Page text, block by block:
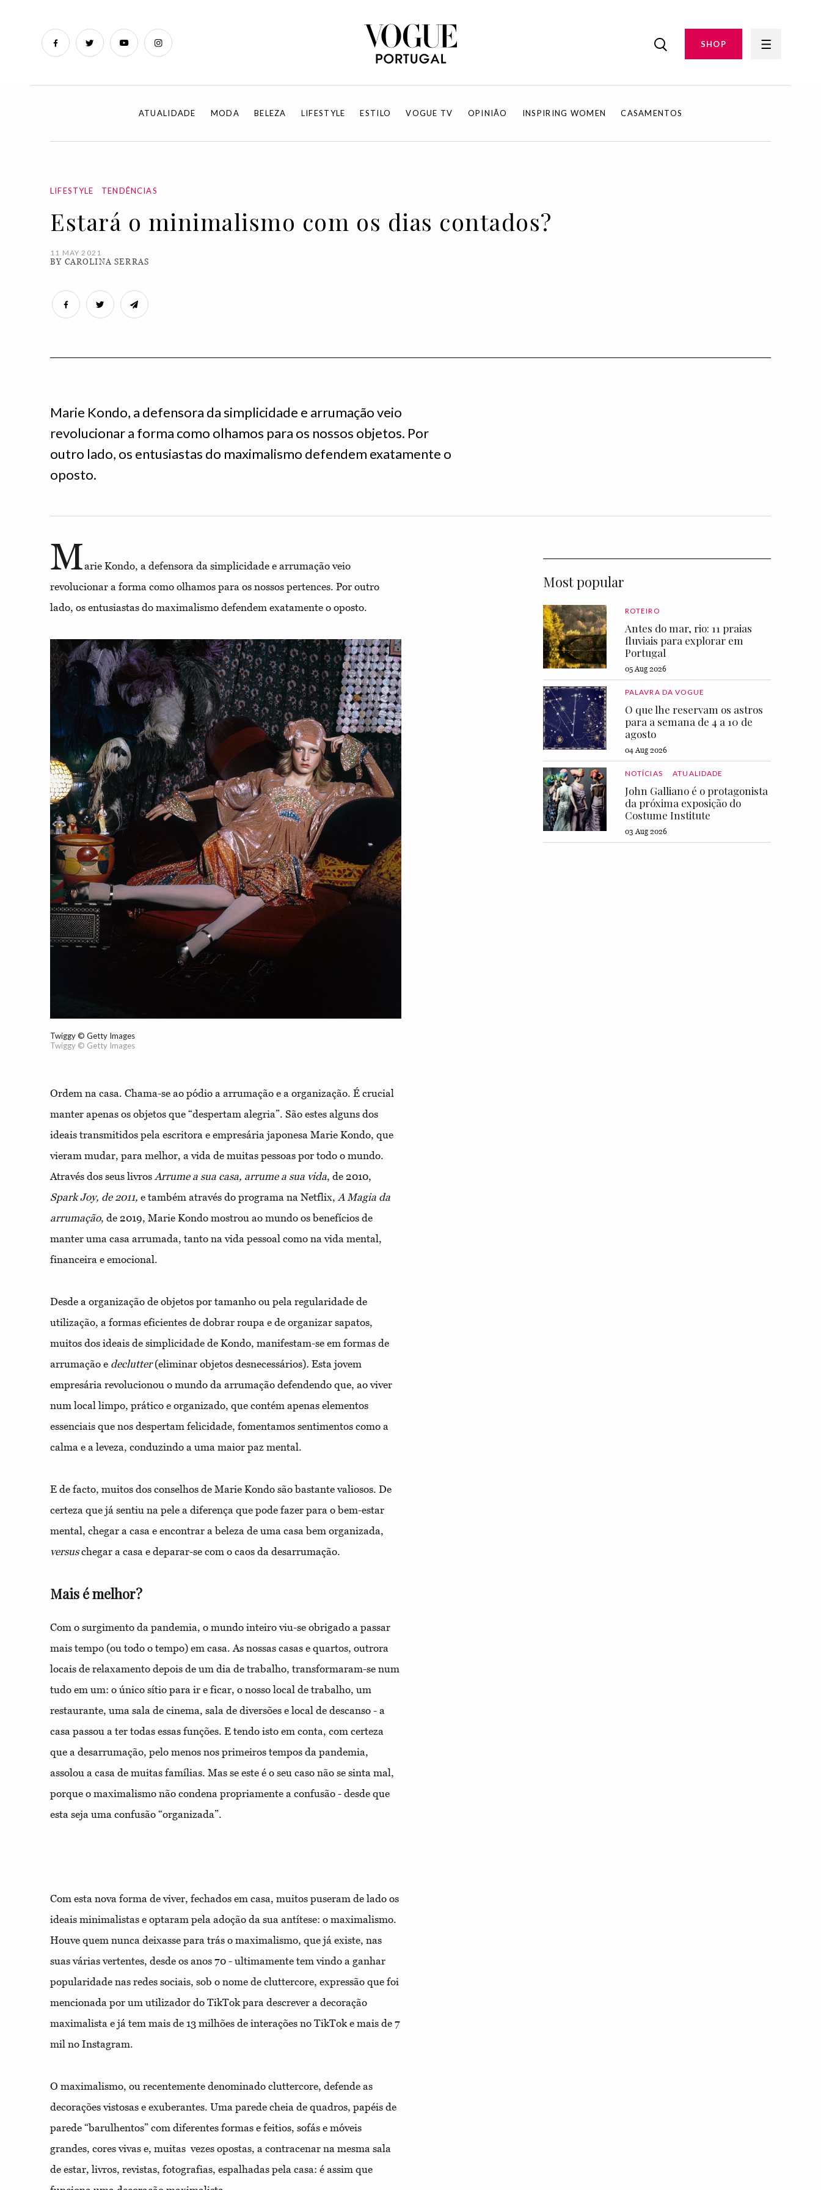
SHOP
ATUALIDADE MODA BELEZA LIFESTYLE ESTILO VOGUE TV OPINIÃO INSPIRING WOMEN CASAMENTOS
LIFESTYLE TENDÊNCIAS
Estará o minimalismo com os dias contados?
11 MAY 2021
BY CAROLINA SERRAS
Marie Kondo, a defensora da simplicidade e arrumação veio
revolucionar a forma como olhamos para os nossos objetos. Por
outro lado, os entusiastas do maximalismo defendem exatamente o
oposto.
Marie Kondo, a defensora da simplicidade e arrumação veio
revolucionar a forma como olhamos para os nossos pertences. Por outro
lado, os entusiastas do maximalismo defendem exatamente o oposto.
Twiggy © Getty Images
Twiggy © Getty Images
Ordem na casa. Chama-se ao pódio a arrumação e a organização. É crucial
manter apenas os objetos que “despertam alegria”. São estes alguns dos
ideais transmitidos pela escritora e empresária japonesa Marie Kondo, que
vieram mudar, para melhor, a vida de muitas pessoas por todo o mundo.
Através dos seus livrosArrume a sua casa, arrume a sua vida, de 2010,
Spark Joy, de 2011, e também através do programa na Netflix,A Magia da
arrumação, de 2019, Marie Kondo mostrou ao mundo os benefícios de
manter uma casa arrumada, tanto na vida pessoal como na vida mental,
financeira e emocional.
Desde a organização de objetos por tamanho ou pela regularidade de
utilização, a formas eficientes de dobrar roupa e de organizar sapatos,
muitos dos ideais de simplicidade de Kondo, manifestam-se em formas de
arrumação e declutter(eliminar objetos desnecessários). Esta jovem
empresária revolucionou o mundo da arrumação defendendo que, ao viver
num local limpo, prático e organizado, que contém apenas elementos
essenciais que nos despertam felicidade, fomentamos sentimentos como a
calma e a leveza, conduzindo a uma maior paz mental.
E de facto, muitos dos conselhos de Marie Kondo são bastante valiosos. De
certeza que já sentiu na pele a diferença que pode fazer para o bem-estar
mental, chegar a casa e encontrar a beleza de uma casa bem organizada,
versuschegar a casa e deparar-se com o caos da desarrumação.
Mais é melhor?
Com o surgimento da pandemia, o mundo inteiro viu-se obrigado a passar
mais tempo (ou todo o tempo) em casa. As nossas casas e quartos, outrora
locais de relaxamento depois de um dia de trabalho, transformaram-se num
tudo em um: o único sítio para ir e ficar, o nosso local de trabalho, um
restaurante, uma sala de cinema, sala de diversões e local de descanso - a
casa passou a ter todas essas funções. E tendo isto em conta, com certeza
que a desarrumação, pelo menos nos primeiros tempos da pandemia,
assolou a casa de muitas famílias. Mas se este é o seu caso não se sinta mal,
porque o maximalismo não condena propriamente a confusão - desde que
esta seja uma confusão “organizada”.
Com esta nova forma de viver, fechados em casa, muitos puseram de lado os
ideais minimalistas e optaram pela adoção da sua antítese: o maximalismo.
Houve quem nunca deixasse para trás o maximalismo, que já existe, nas
suas várias vertentes, desde os anos 70 - ultimamente tem vindo a ganhar
popularidade nas redes sociais, sob o nome de cluttercore, expressão que foi
mencionada por um utilizador do TikTok para descrever a decoração
maximalista e já tem mais de 13 milhões de interações no TikTok e mais de 7
mil no Instagram.
O maximalismo, ou recentemente denominado cluttercore, defende as
decorações vistosas e exuberantes. Uma parede cheia de quadros, papéis de
parede “barulhentos” com diferentes formas e feitios, sofás e móveis
grandes, cores vivas e, muitas vezes opostas, a contracenar na mesma sala
de estar, livros, revistas, fotografias, espalhadas pela casa: é assim que
Most popular
ROTEIRO
Antes do mar, rio: 11 praias
fluviais para explorar em
Portugal
05 Aug 2026
PALAVRA DA VOGUE
O que lhe reservam os astros
para a semana de 4 a 10 de
agosto
04 Aug 2026
NOTÍCIAS ATUALIDADE
John Galliano é o protagonista
da próxima exposição do
Costume Institute
03 Aug 2026